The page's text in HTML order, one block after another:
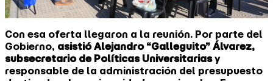
Con esa oferta llegaron a la reunión. Por parte del
Gobierno, asistió Alejandro “Galleguito” Álvarez,
subsecretario de Políticas Universitariasy
responsable de la administración del presupuesto